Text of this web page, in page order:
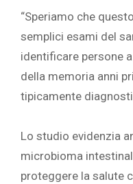
“Speriamo che
semplici esami del
identificare persone
della memoria anni
tipicamente
Lo studio evidenzia
microbioma
proteggere la salute